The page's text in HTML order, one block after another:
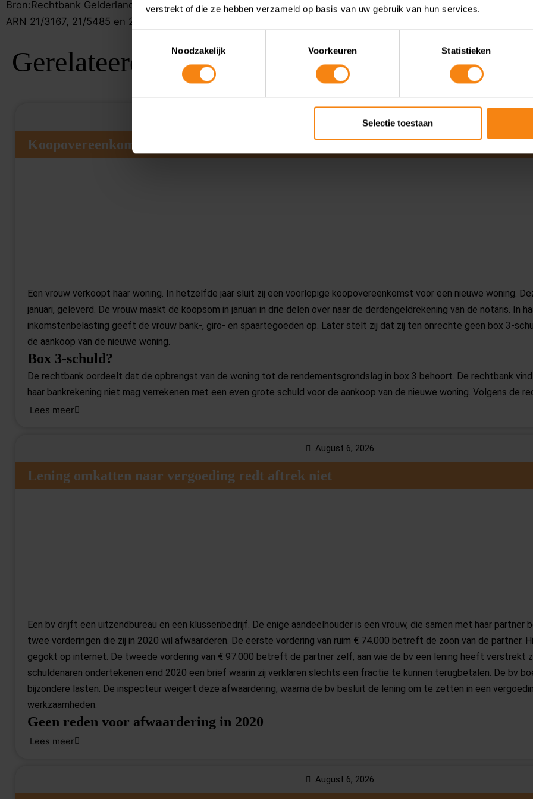
verstrekt of die ze hebben verzameld op basis van uw gebruik van hun services.
Noodzakelijk
Voorkeuren Statistieken
Selectie toestaan
Bron:Rechtbank Gelderland | jurisprudentie | ECLINLRBGEL202432,
ARN 21/3167, 21/5485 en 22/1437 | 04-01-2024
Gerelateerde Kennis
August 6, 2026
Koopovereenkomst nieuwe woning geen box 3-schuld
Een vrouw verkoopt haar woning. In hetzelfde jaar sluit zij een voorlopige koopovereenkomst voor een nieuwe woning.
januari, geleverd. De vrouw maakt de koopsom in januari in drie delen over naar de derdengeldrekening van de notaris. In
inkomstenbelasting geeft de vrouw bank-, giro- en spaartegoeden op. Later stelt zij dat zij ten onrechte geen box 3-
de aankoop van de nieuwe woning.
Box 3-schuld?
De rechtbank oordeelt dat de opbrengst van de woning tot de rendementsgrondslag in box 3 behoort. De rechtbank
haar bankrekening niet mag verrekenen met een even grote schuld voor de aankoop van de nieuwe woning. Volgens de
koopovereenkomst niet alleen een betalingsverplichting, maar ook een recht op levering van de woning. Deze twee
Lees meer
August 6, 2026
Lening omkatten naar vergoeding redt aftrek niet
Een bv drijft een uitzendbureau en een klussenbedrijf. De enige aandeelhouder is een vrouw, die samen met haar partner
twee vorderingen die zij in 2020 wil afwaarderen. De eerste vordering van ruim € 74.000 betreft de zoon van de partner.
gegokt op internet. De tweede vordering van € 97.000 betreft de partner zelf, aan wie de bv een lening heeft verstrekt
schuldenaren ondertekenen eind 2020 een brief waarin zij verklaren slechts een fractie te kunnen terugbetalen. De bv
bijzondere lasten. De inspecteur weigert deze afwaardering, waarna de bv besluit de lening om te zetten in een
werkzaamheden.
Geen reden voor afwaardering in 2020
De rechtbank oordeelt dat de bv niet aannemelijk heeft gemaakt dat er reden is om de vordering op de zoon juist in
Lees meer
August 6, 2026